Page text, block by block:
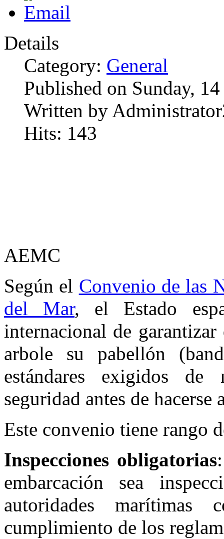
Details
Category: General
Published on Sunday,
Written by
Hits: 143
AEMC
Según el Convenio de las
del Mar, el Estado
internacional de
arbole su pabellón
estándares exigidos de
seguridad antes de hacerse
Este convenio tiene rango
Inspecciones obligatorias
embarcación sea
autoridades marítimas
cumplimiento de los